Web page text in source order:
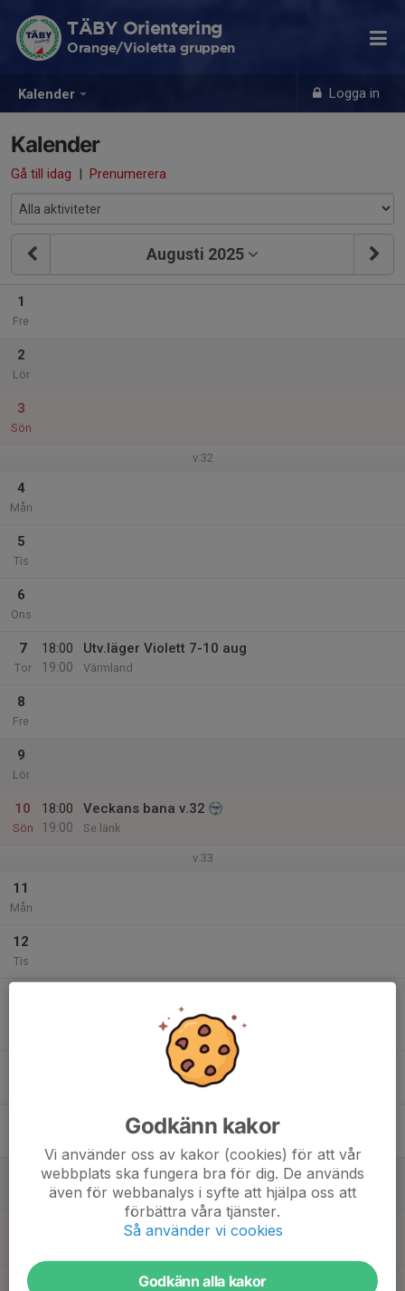
Kalender Logga in
TÄBY Orientering
Orange/Violetta gruppen
Kalender
Gå till idag | Prenumerera
Augusti 2025
1
Fre
2
Lör
3
Sön
v.32
4
Mån
5
Tis
6
Ons
7
Tor
18:00
19:00
Utv.läger Violett 7-10 aug
Värmland
8
Fre
9
Lör
10
Sön
18:00
19:00
Veckans bana v.32
Se länk
v.33
11
Mån
12
Tis
Bromsebydubbe
10:00
14:00
Bromsebydubbeln lång (StOF-cup)
Exerman-Hersby
Bromsebydubbeln medel
Veckans bana v.33
Godkänn kakor
Vi använder oss av kakor (cookies) för att vår
webbplats ska fungera bra för dig. De används
även för webbanalys i syfte att hjälpa oss att
förbättra våra tjänster.
Så använder vi cookies
Godkänn alla kakor